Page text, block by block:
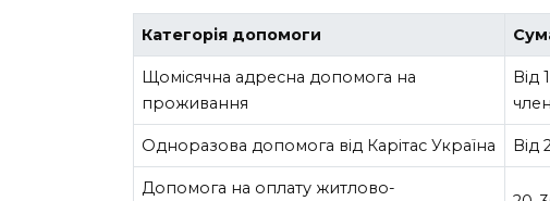
Категорія допомоги
Щомісячна адресна допомога на
проживання
Від
Одноразова допомога від Карітас Україна Від
Допомога на оплату житлово-